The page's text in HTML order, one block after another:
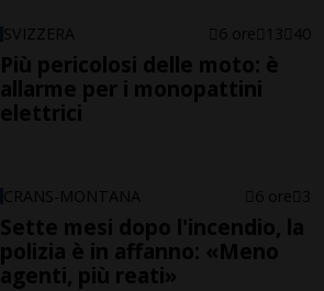
SVIZZERA 6 ore 13 40
Più pericolosi delle moto: è
allarme per i monopattini
elettrici
CRANS-MONTANA 6 ore 3
Sette mesi dopo l'incendio, la
polizia è in affanno: «Meno
agenti, più reati»